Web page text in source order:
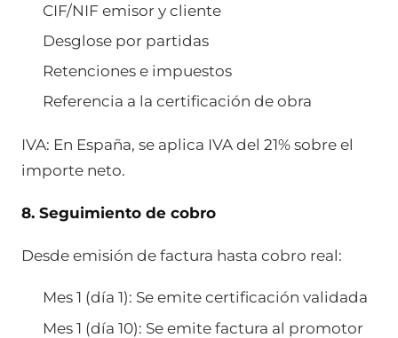
CIF/NIF emisor y cliente
Desglose por partidas
Retenciones e impuestos
Referencia a la certificación de obra
IVA: En España, se aplica IVA del 21% sobre el
importe neto.
8. Seguimiento de cobro
Desde emisión de factura hasta cobro real:
Mes 1 (día 1): Se emite certificación validada
Mes 1 (día 10): Se emite factura al promotor